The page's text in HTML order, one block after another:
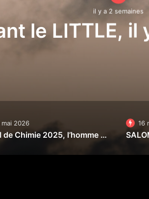
il y a 2 semaines
le LITTLE, il
mai 2026
Nobel de Chimie 2025, l’homme qui fabrique de l’eau avec l’air
16